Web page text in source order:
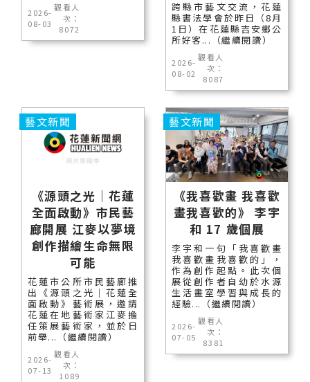
2026-
08-03
觀看人
次：
8072
跨縣市藝文交流，花蓮
縣書法學會於昨日（8月
1日）在花蓮縣吉安鄉公
所好客...（繼續閱讀）
2026-
08-02
觀看人
次：
8087
《源頭之光｜花蓮
全面啟動》市民藝
廊開展 江麥以夢境
創作描繪生命無限
可能
花蓮市公所市民藝廊推
出《源頭之光｜花蓮全
面啟動》藝術展，邀請
花蓮在地藝術家江麥擔
任策展藝術家，並於日
前舉...（繼續閱讀）
2026-
07-13
觀看人
次：
1089
藝文新聞
《我喜歡畫 我喜歡
畫我喜歡的》 李宇
和 17 歲個展
李宇和一句「我喜歡畫
我喜歡畫我喜歡的」，
作為創作起點。此次個
展從創作者自幼於水源
生活畫室學習與成長的
經驗...（繼續閱讀）
2026-
07-05
觀看人
次：
8381
藝文新聞